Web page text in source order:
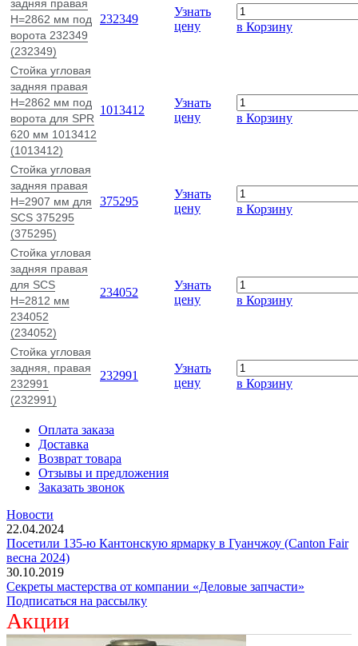
задняя правая
H=2862 мм под
ворота 232349
(232349)
232349
Узнать
цену
в Корзину
Стойка угловая
задняя правая
H=2862 мм под
ворота для SPR
620 мм 1013412
(1013412)
1013412
Узнать
цену
в Корзину
Стойка угловая
задняя правая
H=2907 мм для
SCS 375295
(375295)
375295
Узнать
цену
в Корзину
Стойка угловая
задняя правая
для SCS
H=2812 мм
234052
(234052)
234052
Узнать
цену
в Корзину
Стойка угловая
задняя, правая
232991
(232991)
232991
Узнать
цену
в Корзину
Оплата заказа
Доставка
Возврат товара
Отзывы и предложения
Заказать звонок
Новости
22.04.2024
Посетили 135-ю Кантонскую ярмарку в Гуанчжоу (Canton Fair
весна 2024)
30.10.2019
Секреты мастерства от компании «Деловые запчасти»
Подписаться на рассылку
Акции